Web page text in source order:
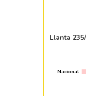
Llanta
Nacional